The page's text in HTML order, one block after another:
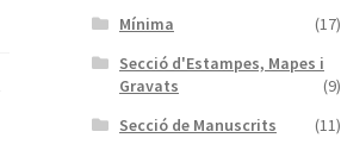
Mínima
(17)
Secció d'Estampes, Mapes i
Gravats
(9)
Secció de Manuscrits
(11)